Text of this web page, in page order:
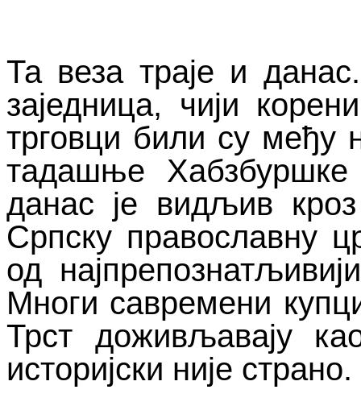
Та веза траје и
заједница, чији
трговци били су међу
тадашње
данас је видљив
Српску православну
од
Многи савремени
Трст доживљавају
историјски није страно.